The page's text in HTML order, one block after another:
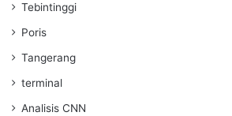
Tebintinggi
Poris
Tangerang
terminal
Analisis CNN